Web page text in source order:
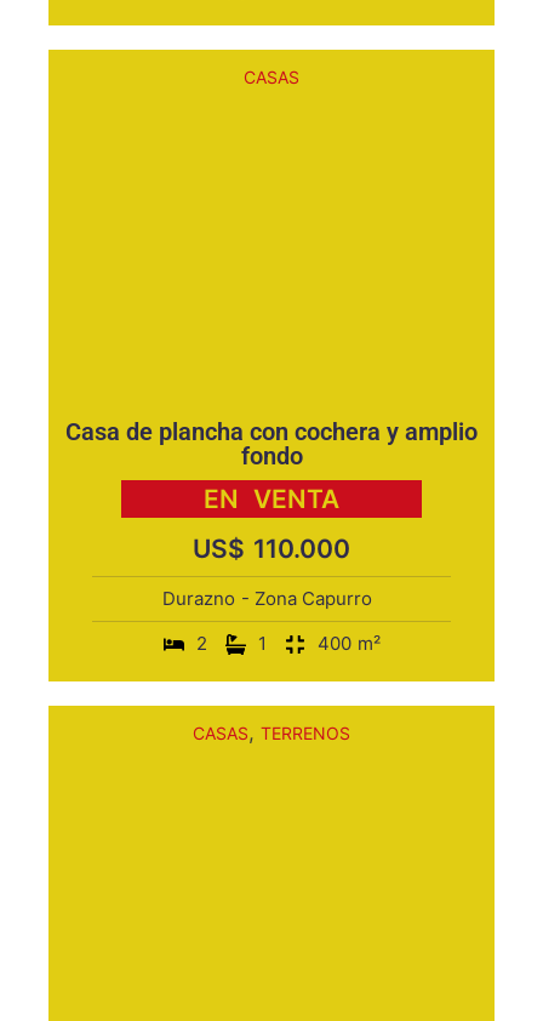
CASAS
Casa de plancha con cochera y amplio
fondo
EN VENTA
US$ 110.000
Durazno - Zona Capurro
2
1 400 m²
CASAS, TERRENOS